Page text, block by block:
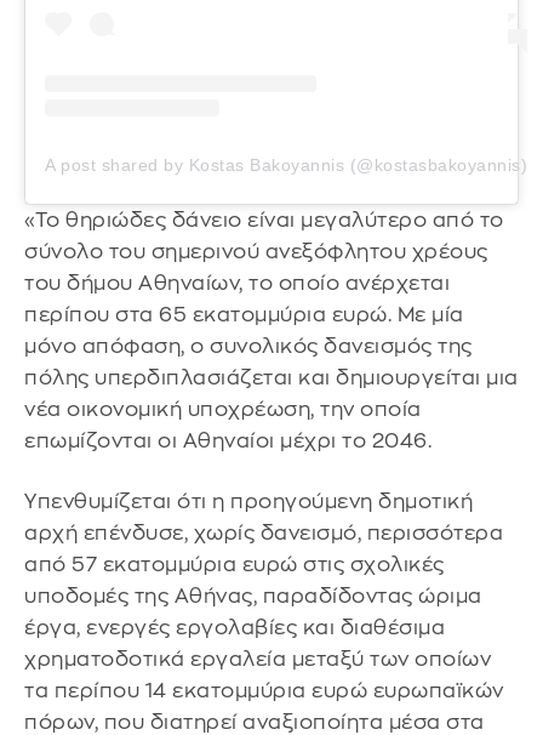
A post shared by Kostas Bakoyannis (@kostasbakoyannis)
«Το θηριώδες δάνειο είναι μεγαλύτερο από το
σύνολο του σημερινού ανεξόφλητου χρέους
του δήμου Αθηναίων, το οποίο ανέρχεται
περίπου στα 65 εκατομμύρια ευρώ. Με μία
μόνο απόφαση, ο συνολικός δανεισμός της
πόλης υπερδιπλασιάζεται και δημιουργείται μια
νέα οικονομική υποχρέωση, την οποία
επωμίζονται οι Αθηναίοι μέχρι το 2046.
Υπενθυμίζεται ότι η προηγούμενη δημοτική
αρχή επένδυσε, χωρίς δανεισμό, περισσότερα
από 57 εκατομμύρια ευρώ στις σχολικές
υποδομές της Αθήνας, παραδίδοντας ώριμα
έργα, ενεργές εργολαβίες και διαθέσιμα
χρηματοδοτικά εργαλεία μεταξύ των οποίων
τα περίπου 14 εκατομμύρια ευρώ ευρωπαϊκών
πόρων, που διατηρεί αναξιοποίητα μέσα στα